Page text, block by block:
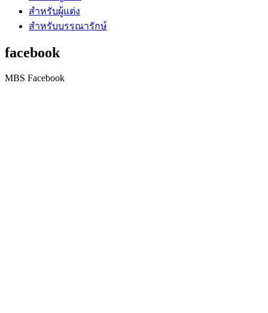
สำหรับผู้แต่ง
สำหรับบรรณารักษ์
facebook
MBS Facebook